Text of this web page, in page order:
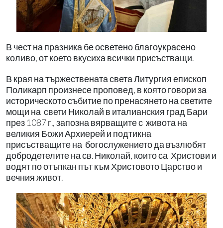
В чест на празника бе осветено благоукрасено
коливо, от което вкусиха всички присъстващи.
В края на тържествената света Литургия епископ
Поликарп произнесе проповед, в която говори за
историческото събитие по пренасянето на светите
мощи на свети Николай в италианския град Бари
през 1087 г., запозна вярващите с живота на
великия Божи Архиерей и подтикна
присъстващите на богослужението да възлюбят
добродетелите на св. Николай, които са Христови и
водят по отъпкан път към Христовото Царство и
вечния живот.